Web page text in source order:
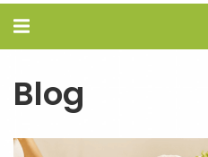
Alternar
Blog